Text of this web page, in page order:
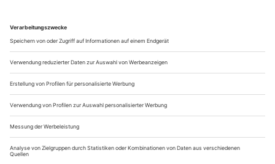
traditionsreichen Sommerfestival in Aldeburgh an der
englischen Ostküste uraufgeführt wurde. Den Anfang machte
1968 die Slapstick-Groteske «Punch and Judy», von der
kolportiert wird, dass Festivalchef Benjamin Britten,
schockiert über die...
Jede Faser Überlebenswille
Hindemith: Cardillac
Flensburg / Landestheater Schleswig-Holstein